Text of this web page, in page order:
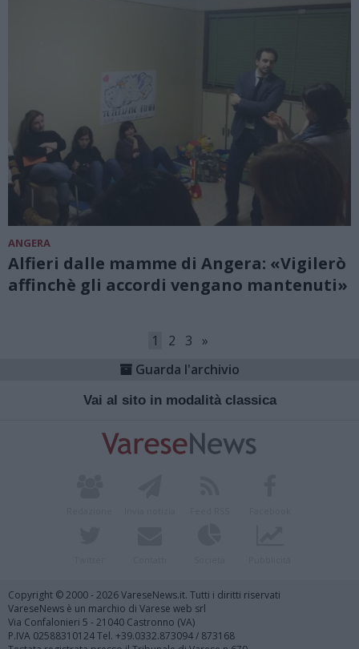
ANGERA
Alfieri dalle mamme di Angera: «Vigilerò
affinchè gli accordi vengano mantenuti»
1 2 3
»
Guarda l'archivio
Vai al sito in modalità classica
Copyright © 2000 - 2026 VareseNews.it. Tutti i diritti riservati
VareseNews è un marchio di Varese web srl
Via Confalonieri 5 - 21040 Castronno (VA)
P.IVA 02588310124 Tel. +39.0332.873094 / 873168